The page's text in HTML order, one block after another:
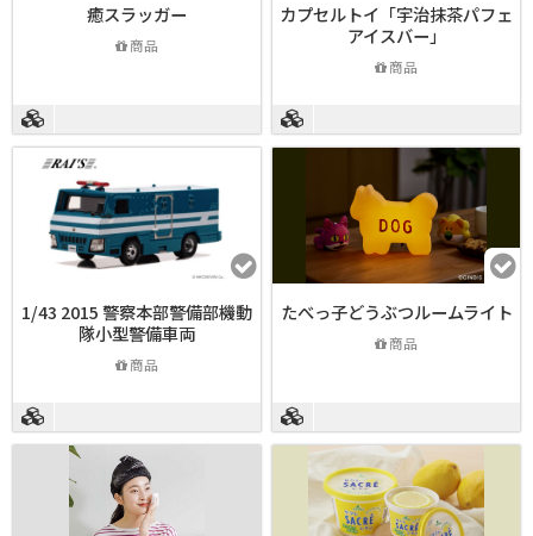
癒スラッガー
商品
カプセルトイ「宇治抹茶パフェ
アイスバー」
商品
1/43 2015 警察本部警備部機動
隊小型警備車両
商品
たべっ子どうぶつルームライト
商品